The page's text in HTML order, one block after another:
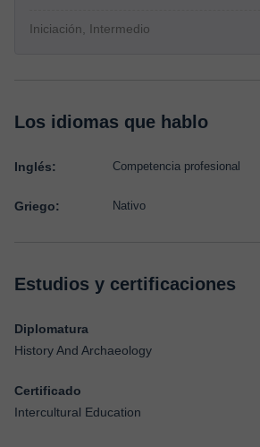
Iniciación, Intermedio
Los idiomas que hablo
Inglés: Competencia profesional
Griego: Nativo
Estudios y certificaciones
Diplomatura
History And Archaeology
Certificado
Intercultural Education